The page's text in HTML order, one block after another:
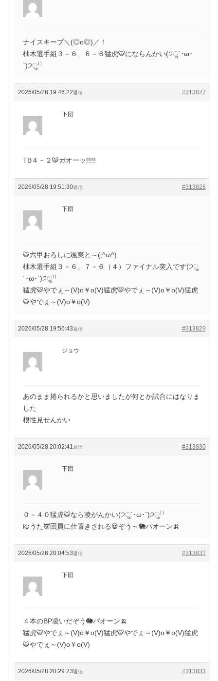
ナイスキープ＼(◎o◎)／！
柚木選手組３－６、６－６猛虎🐯にならんかい(੭ु´･ω･
`)੭ु⁾⁾
2026/05/28 19:46:22 #313827
返信
下団
TB４－２🐯ガオーッ!!!!!
2026/05/28 19:51:30 #313828
返信
下団
🐯六甲おろしに颯爽と～(;^ω^)
柚木選手組３－６、７－６（４）ファイナル突入です(੭ु
´･ω･`)੭ु⁾⁾
猛虎🐯やでぇ～(V)o￥o(V)猛虎🐯やでぇ～(V)o￥o(V)猛虎
🐯やでぇ～(V)o￥o(V)
2026/05/28 19:56:43 #313829
返信
ジョウ
あのまま捲られるかと思いましたが何とか試合にはなりま
した
根性見せんかい
2026/05/28 20:02:41 #313830
返信
下団
０－４０猛虎🐯なら凌がんかい(੭ु´･ω･`)੭ु⁾⁾
ゆうた👿団員に仕置きされる💀ぞう～🐘パオーン🍌
2026/05/28 20:04:53 #313831
返信
下団
４本のBP凌いだぞう🐘パオーン🍌
猛虎🐯やでぇ～(V)o￥o(V)猛虎🐯やでぇ～(V)o￥o(V)猛虎
🐯やでぇ～(V)o￥o(V)
2026/05/28 20:29:23 #313833
返信